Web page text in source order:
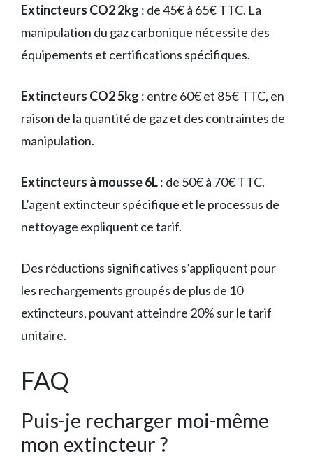
Extincteurs CO2 2kg : de 45€ à 65€ TTC. La
manipulation du gaz carbonique nécessite des
équipements et certifications spécifiques.
Extincteurs CO2 5kg : entre 60€ et 85€ TTC, en
raison de la quantité de gaz et des contraintes de
manipulation.
Extincteurs à mousse 6L: de 50€ à 70€ TTC.
L’agent extincteur spécifique et le processus de
nettoyage expliquent ce tarif.
Des réductions significatives s’appliquent pour
les rechargements groupés de plus de 10
extincteurs, pouvant atteindre 20% sur le tarif
unitaire.
FAQ
Puis-je recharger moi-même
mon extincteur ?